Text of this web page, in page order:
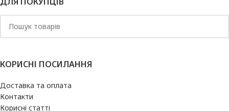
КОРИСНІ ПОСИЛАННЯ
Доставка та оплата
Контакти
Корисні статті